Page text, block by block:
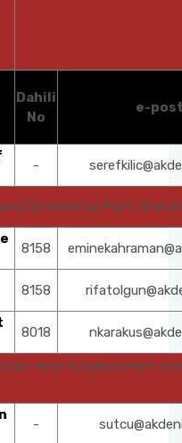
Dahili
No
e-
-
Ornamental Plant
8158
8158
8018
Area Establishment
-